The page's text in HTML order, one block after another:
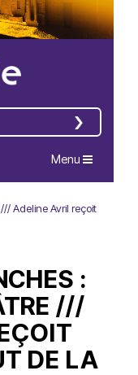
Navigation
Menu
Adeline Avril reçoit
:
///
DE LA